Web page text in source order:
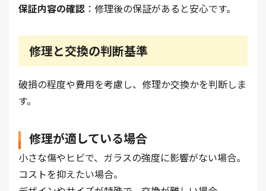
保証内容の確認 ：修理後の保証があると安心です。
修理と交換の判断基準
破損の程度や費用を考慮し、修理か交換かを判断しま
す。
修理が適している場合
小さな傷やヒビで、ガラスの強度に影響がない場合。
コストを抑えたい場合。